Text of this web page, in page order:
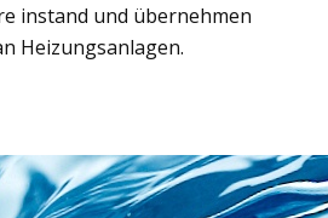
instand und übernehmen
Heizungsanlagen.